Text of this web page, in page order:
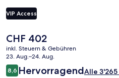
Sauna gehören ebenfalls zum
gefallen der Pool und das
VIP Access
Der
aktuelle
Preis
beträgt
CHF 402.
CHF 402
inkl. Steuern & Gebühren
23. Aug.–24. Aug.
Bewertungen
8,68,6 von 10.
HervorragendAlle